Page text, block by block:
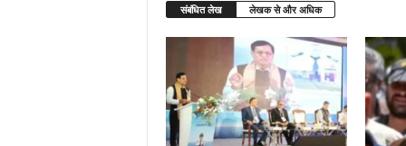
संबंधित लेख लेखक से और अधिक